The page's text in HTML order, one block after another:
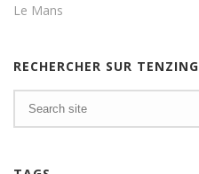
Le Mans
RECHERCHER SUR TENZING